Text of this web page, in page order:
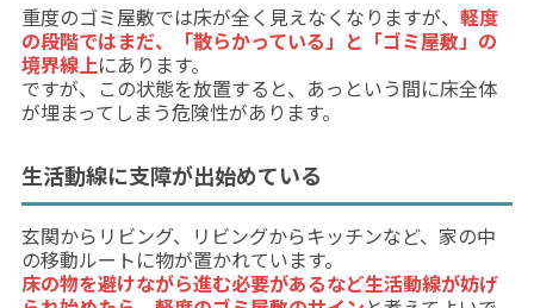
重度のゴミ屋敷では床が全く見えなくなりますが、 軽度
の段階ではまだ、「散らかっている」と「ゴミ屋敷」の
境界線上にあります。
ですが、この状態を放置すると、あっという間に床全体
が埋まってしまう危険性があります。
生活動線に支障が出始めている
玄関からリビング、リビングからキッチンなど、家の中
の移動ルートに物が置かれています。
床の物を避けながら進む必要があるなど生活動線が妨げ